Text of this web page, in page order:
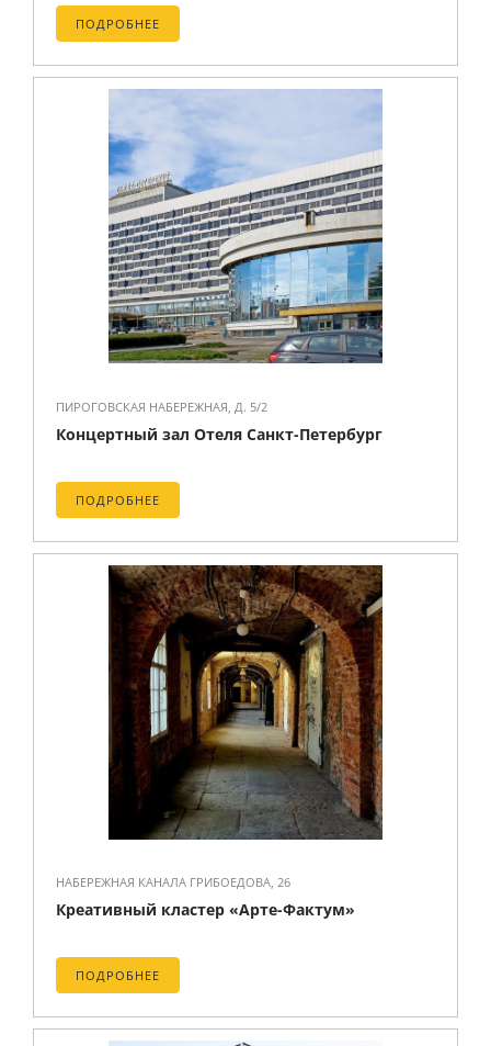
ПОДРОБНЕЕ
ПИРОГОВСКАЯ НАБЕРЕЖНАЯ, Д. 5/2
Концертный зал Отеля Санкт-Петербург
ПОДРОБНЕЕ
НАБЕРЕЖНАЯ КАНАЛА ГРИБОЕДОВА, 26
Креативный кластер «Арте-Фактум»
ПОДРОБНЕЕ